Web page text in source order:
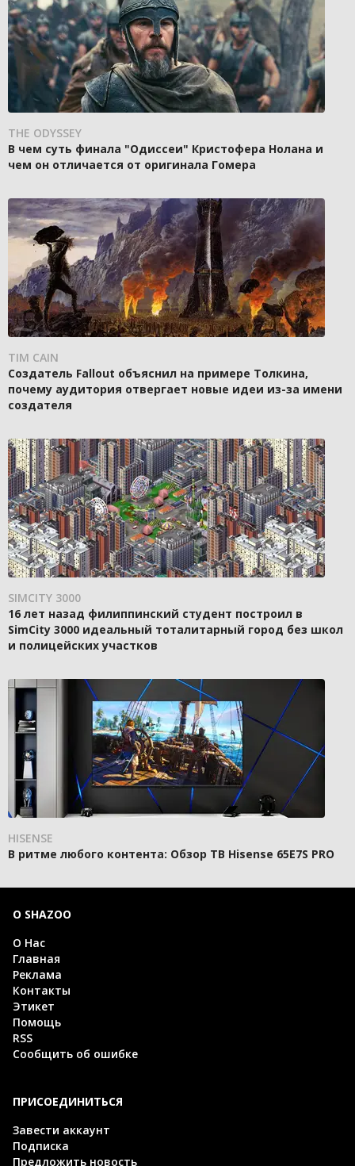
THE ODYSSEY
В чем суть финала "Одиссеи" Кристофера Нолана и
чем он отличается от оригинала Гомера
TIM CAIN
Создатель Fallout объяснил на примере Толкина,
почему аудитория отвергает новые идеи из-за имени
создателя
SIMCITY 3000
16 лет назад филиппинский студент построил в
SimCity 3000 идеальный тоталитарный город без школ
и полицейских участков
HISENSE
В ритме любого контента: Обзор ТВ Hisense 65E7S PRO
О SHAZOO
О Нас
Главная
Реклама
Контакты
Этикет
Помощь
RSS
Сообщить об ошибке
ПРИСОЕДИНИТЬСЯ
Завести аккаунт
Подписка
Предложить новость